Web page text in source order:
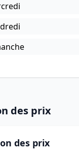
des prix
des prix